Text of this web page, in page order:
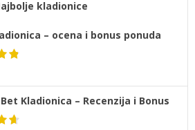
kladionice
– ocena i bonus ponuda
Kladionica – Recenzija i Bonus